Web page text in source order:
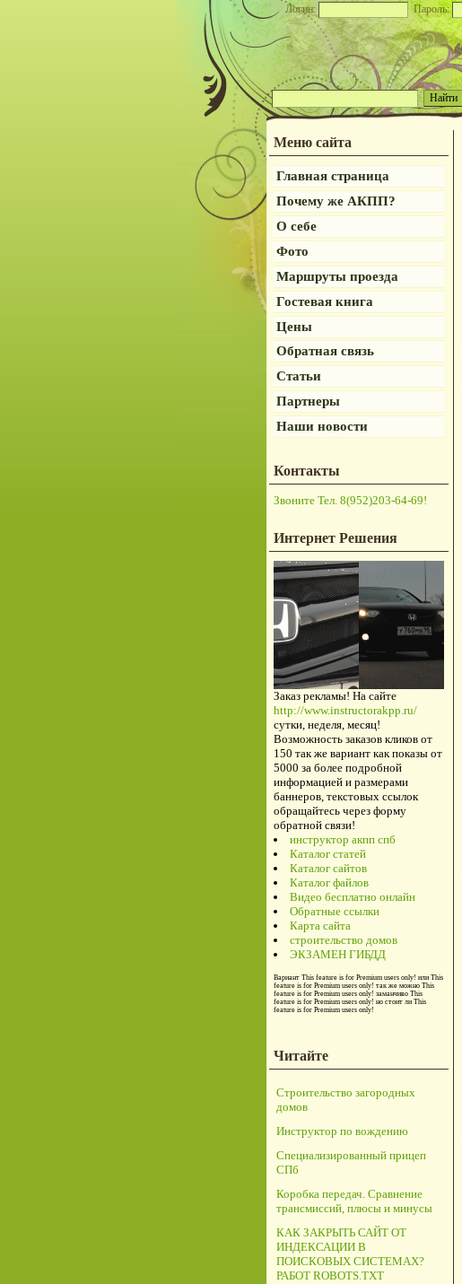
Логин: Пароль:
Меню сайта
Главная страница
Почему же АКПП?
О себе
Фото
Маршруты проезда
Гостевая книга
Цены
Обратная связь
Статьи
Партнеры
Наши новости
Контакты
Звоните Тел. 8(952)203-64-69!
Интернет Решения
Заказ рекламы! На сайте
http://www.instructorakpp.ru/
сутки, неделя, месяц!
Возможность заказов кликов от
150 так же вариант как показы от
5000 за более подробной
информацией и размерами
баннеров, текстовых ссылок
обращайтесь через форму
обратной связи!
инструктор акпп спб
Каталог статей
Каталог сайтов
Каталог файлов
Видео бесплатно онлайн
Обратные ссылки
Карта сайта
строительство домов
ЭКЗАМЕН ГИБДД
Вариант This feature is for Premium users only! или This
feature is for Premium users only! так же можно This
feature is for Premium users only! заманчиво This
feature is for Premium users only! но стоит ли This
feature is for Premium users only!
Читайте
Строительство загородных
домов
Инструктор по вождению
Специализированный прицеп
СПб
Коробка передач. Сравнение
трансмиссий, плюсы и минусы
КАК ЗАКРЫТЬ САЙТ ОТ
ИНДЕКСАЦИИ В
ПОИСКОВЫХ СИСТЕМАХ?
РАБОТ ROBOTS.TXT